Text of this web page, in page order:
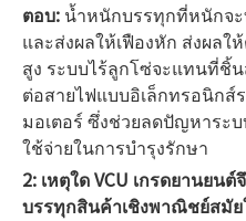
ตอบ: น้ำหนักบรรทุกที่หนักจะ
และส่งผลให้เฟืองหัก ส่งผล
สูง ระบบไร้ลูกโซ่จะแทนที่ชิ้
ต่อสายไฟแบบอิเล็กทรอนิกส์
มอเตอร์ ซึ่งช่วยลดปัญหาระ
ใช้จ่ายในการบำรุงรักษา
2: เหตุใด VCU เกรดยานยน
บรรทุกสินค้าเชิงพาณิชย์สมั